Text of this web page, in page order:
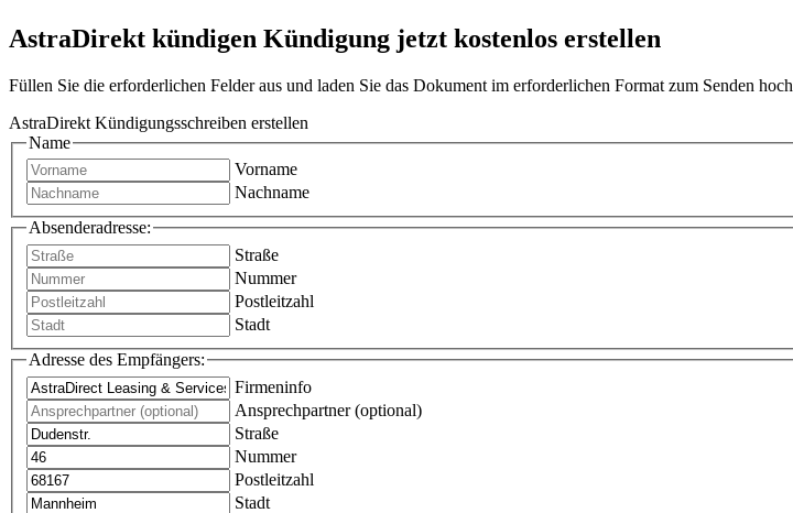
AstraDirekt kündigen Kündigung jetzt kostenlos erstellen
Füllen Sie die erforderlichen Felder aus und laden Sie das Dokument im erforderlichen Format zum Senden hoch
AstraDirekt Kündigungsschreiben erstellen
Name
Vorname
Nachname
Absenderadresse:
Straße
Nummer
Postleitzahl
Stadt
Adresse des Empfängers:
Firmeninfo
Ansprechpartner (optional)
Straße
Nummer
Postleitzahl
Stadt